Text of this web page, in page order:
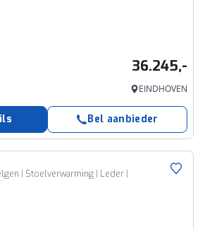
36.245,-
EINDHOVEN
Bel aanbieder
| Stoelverwarming | Leder |